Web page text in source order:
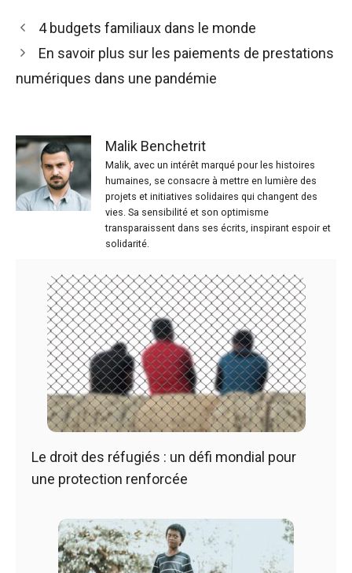
4 budgets familiaux dans le monde
En savoir plus sur les paiements de prestations
numériques dans une pandémie
Malik Benchetrit
Malik, avec un intérêt marqué pour les histoires
humaines, se consacre à mettre en lumière des
projets et initiatives solidaires qui changent des
vies. Sa sensibilité et son optimisme
transparaissent dans ses écrits, inspirant espoir et
solidarité.
Le droit des réfugiés : un défi mondial pour
une protection renforcée